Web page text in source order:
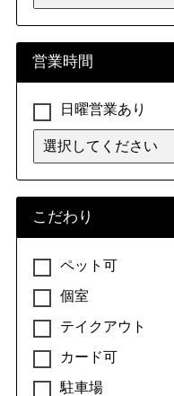
営業時間
日曜営業あり
こだわり
ペット可
個室
テイクアウト
カード可
駐車場